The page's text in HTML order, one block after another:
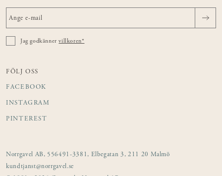
Jag godkännervillkoren*
FÖLJ OSS
FACEBOOK
INSTAGRAM
PINTEREST
Norrgavel AB, 556491-3381, Elbegatan 3, 211 20 Malmö
kundtjanst@norrgavel.se